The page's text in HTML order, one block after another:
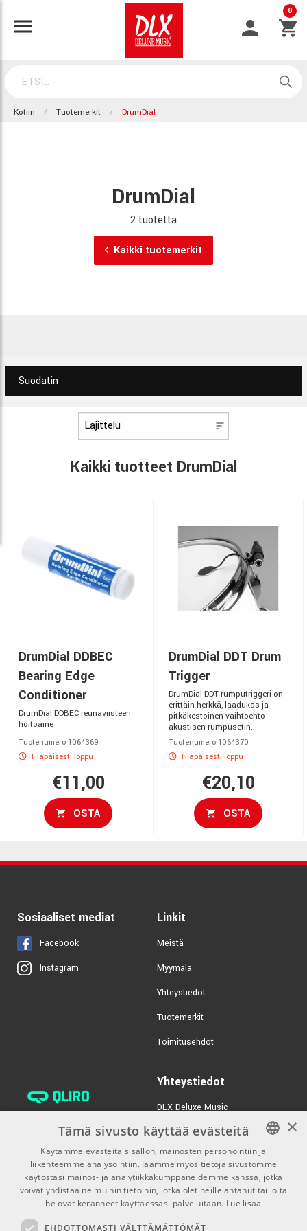
0
Kotiin Tuotemerkit DrumDial
DrumDial
2 tuotetta
Kaikki tuotemerkit
Suodatin
Kaikki tuotteet DrumDial
DrumDial DDBEC
Bearing Edge
Conditioner
DrumDial DDBEC reunaviisteen
hoitoaine
Tuotenumero 1064369
Tilapäisesti loppu
€11,00
OSTA
DrumDial DDT Drum
Trigger
DrumDial DDT rumputriggeri on
erittäin herkkä, laadukas ja
pitkäkestoinen vaihtoehto
akustisen rumpusetin...
Tuotenumero 1064370
Tilapäisesti loppu
€20,10
OSTA
Sosiaaliset mediat
Facebook
Instagram
Linkit
Meistä
Myymälä
Yhteystiedot
Tuotemerkit
Toimitusehdot
Yhteystiedot
DLX Deluxe Music
verkkokaupan asiakaspalvelu:
tilaus@dlxmusic.fi
Puh: 0207 282240 (arkisin klo
13-17)
Puh: 0207 282250 (myymälä)
FINNISH
FINNISH
×
Tämä sivusto käyttää evästeitä
Käytämme evästeitä sisällön, mainosten personointiin ja
liikenteemme analysointiin. Jaamme myös tietoja sivustomme
käytöstäsi mainos- ja analytiikkakumppaneidemme kanssa, jotka
voivat yhdistää ne muihin tietoihin, jotka olet heille antanut tai joita
he ovat keränneet käyttäessäsi palveluitaan. Lue lisää
EHDOTTOMASTI VÄLTTÄMÄTTÖMÄT